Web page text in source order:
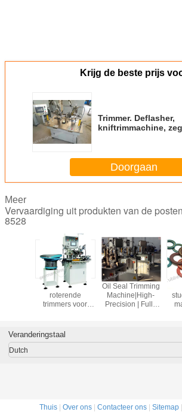
Krijg de beste prijs
Trimmer. Deflasher,
kniftrimmachine,
200B.
Doorgaan
Meer
Vervaardiging uit produkten van de
8528
Machines voor het
trimmen van
afdichtingen en
randtrimmers;
flitsknippers;
200A
Automatische
roterende
snoeimachine
Veranderingstaal
Dutch
Thuis| Over ons| Contacteer ons| Sitemap|